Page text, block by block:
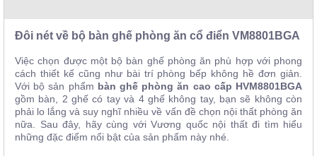
Đôi nét về bộ bàn ghế phòng ăn cổ điển VM8801BGA
Việc chọn được một bộ bàn ghế phòng ăn phù hợp với phong
cách thiết kế cũng như bài trí phòng bếp không hề đơn giản.
Với bộ sản phẩm bàn ghế phòng ăn cao cấp HVM8801BGA
gồm bàn, 2 ghế có tay và 4 ghế không tay, bạn sẽ không còn
phải lo lắng và suy nghĩ nhiều về vấn đề chọn nội thất phòng ăn
nữa. Sau đây, hãy cùng với Vương quốc nội thất đi tìm hiểu
những đặc điểm nổi bật của sản phẩm này nhé.